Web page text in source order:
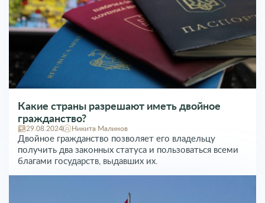
Какие страны разрешают иметь двойное
гражданство?
29.08.2024 Никита Малинов
Двойное гражданство позволяет его владельцу
получить два законных статуса и пользоваться всеми
благами государств, выдавших их.